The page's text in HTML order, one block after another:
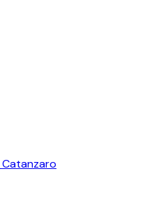
Catanzaro